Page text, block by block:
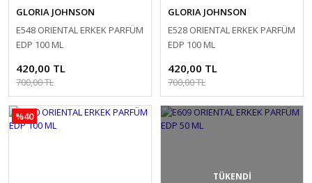
GLORIA JOHNSON
E548 ORIENTAL ERKEK PARFÜM
EDP 100 ML
420,00 TL
700,00 TL
GLORIA JOHNSON
E528 ORIENTAL ERKEK PARFÜM
EDP 100 ML
420,00 TL
700,00 TL
%40
TÜKENDİ